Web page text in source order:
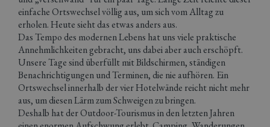
einfache Ortswechsel völlig aus, um sich vom Alltag zu
erholen. Heute sieht das etwas anders aus.
Das Tempo des modernen Lebens hat uns viele praktische
Annehmlichkeiten gebracht, uns dabei aber auch erschöpft.
Unsere Tage sind überfüllt mit Bildschirmen, ständigen
Benachrichtigungen und Terminen, die nie aufhören. Ein
Ortswechsel innerhalb der vier Hotelwände reicht nicht mehr
aus, um diesen Lärm zum Schweigen zu bringen.
Deshalb hat der Outdoor-Tourismus in den letzten Jahren